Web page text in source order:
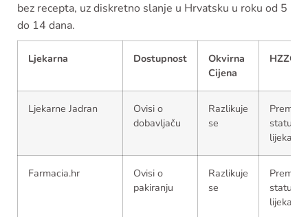
bez recepta, uz diskretno slanje u Hrvatsku u roku od 5
do 14 dana.
Ljekarna Dostupnost
Okvirna
Cijena
HZZO
Ljekarne Jadran
Ovisi o
dobavljaču
Razlikuje
se
Prema
statusu
lijeka
Farmacia.hr
Ovisi o
pakiranju
Razlikuje
se
Prema
statusu
lijeka